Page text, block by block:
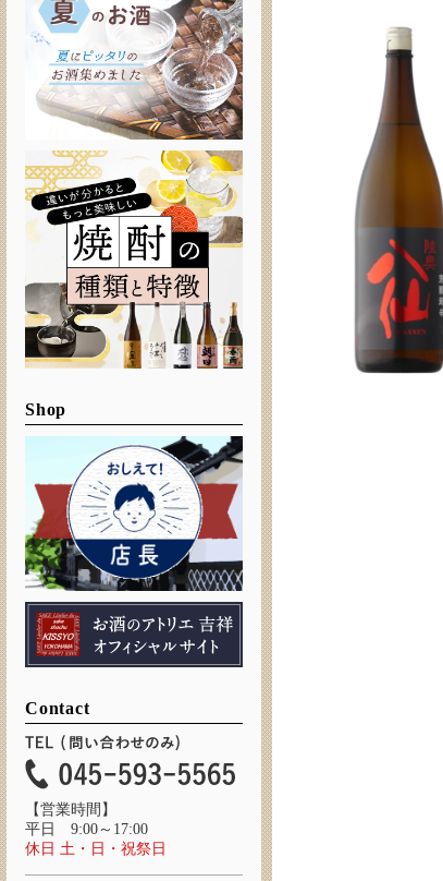
Shop
Contact
【営業時間】
平日 9:00～17:00
休日 土・日・祝祭日